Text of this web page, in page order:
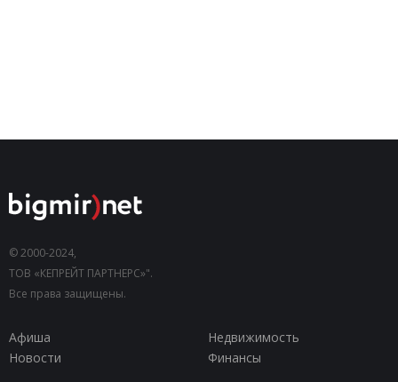
© 2000-2024,
ТОВ «КЕПРЕЙТ ПАРТНЕРС»".
Все права защищены.
Афиша
Недвижимость
Новости
Финансы